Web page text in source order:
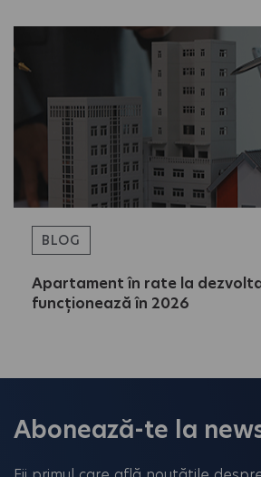
BLOG
Apartament în rate la
funcționează în 2026
Abonează-te la